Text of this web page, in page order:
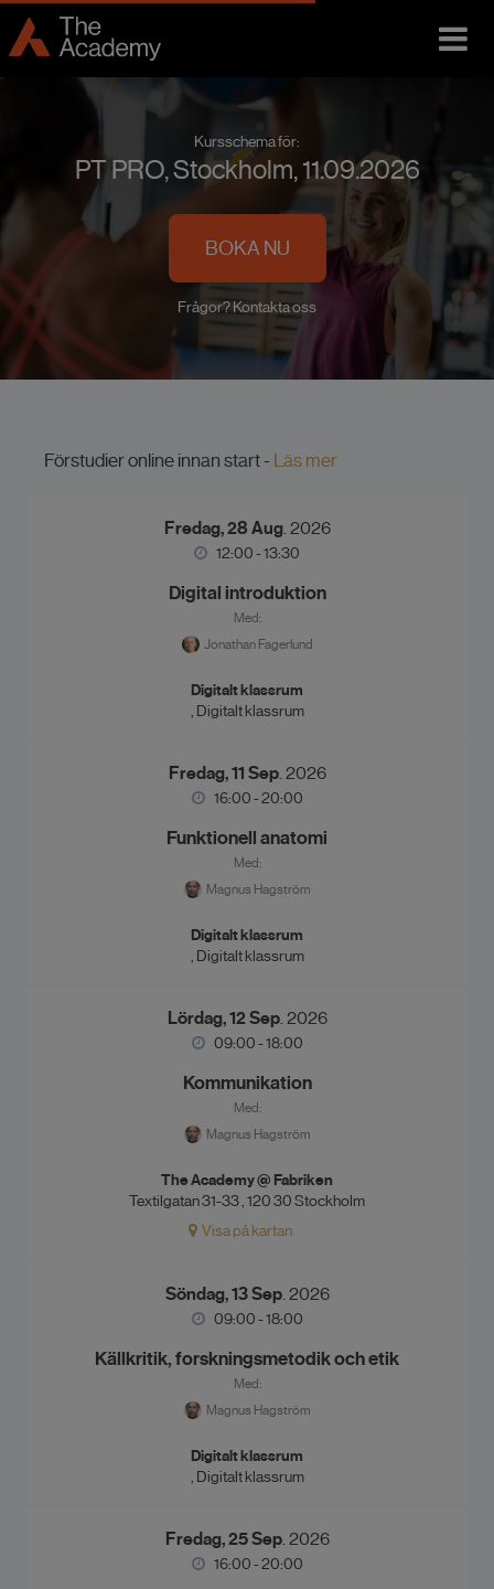
Kursschema för:
PT PRO, Stockholm, 11.09.2026
BOKA NU
Frågor? Kontakta oss
Förstudier online innan start - Läs mer
Fredag, 28 Aug. 2026
12:00 - 13:30
Digital introduktion
Med:
Jonathan Fagerlund
Digitalt klassrum
, Digitalt klassrum
Fredag, 11 Sep. 2026
16:00 - 20:00
Funktionell anatomi
Med:
Magnus Hagström
Digitalt klassrum
, Digitalt klassrum
Lördag, 12 Sep. 2026
09:00 - 18:00
Kommunikation
Med:
Magnus Hagström
The Academy @ Fabriken
Textilgatan 31-33 , 120 30 Stockholm
Visa på kartan
Söndag, 13 Sep. 2026
09:00 - 18:00
Källkritik, forskningsmetodik och etik
Med:
Magnus Hagström
Digitalt klassrum
, Digitalt klassrum
Fredag, 25 Sep. 2026
16:00 - 20:00